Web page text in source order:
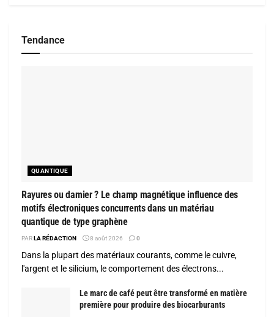
Tendance
QUANTIQUE
Rayures ou damier ? Le champ magnétique influence des
motifs électroniques concurrents dans un matériau
quantique de type graphène
PARLA RÉDACTION 8 août 2026 0
Dans la plupart des matériaux courants, comme le cuivre,
l'argent et le silicium, le comportement des électrons...
Le marc de café peut être transformé en matière
première pour produire des biocarburants